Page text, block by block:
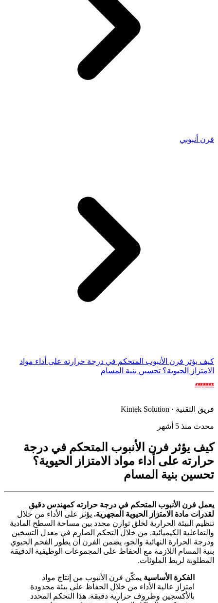
فرن أنبوبي
كيف يؤثر فرن الأنبوب المتحكم في درجة حرارته على أداء مواد
الامتزاز الحيوية؟ تحسين بنية المسام
فريق التقنية · Kintek Solution
محدث منذ 5 أشهر
كيف يؤثر فرن الأنبوب المتحكم في درجة
حرارته على أداء مواد الامتزاز الحيوية؟
تحسين بنية المسام
يعمل فرن الأنبوب المتحكم في درجة حرارته كمهندس دقيق
لقدرات مادة الامتزاز الحيوية المجهرية. يؤثر على الأداء من خلال
تنظيم البيئة الحرارية لخلق توازن محدد بين مساحة السطح المادية
والتفاعلية الكيميائية. من خلال التحكم الصارم في معدل التسخين
ودرجة الحرارة النهائية والجو، يضمن الفرن أن يطور الفحم الحيوي
بنية المسام اللازمة مع الحفاظ على المجموعات الوظيفية الدقيقة
المطلوبة لربط الملوثات.
الفكرة الأساسية يمكّن فرن الأنبوب من إنتاج مواد
امتزاز عالية الأداء من خلال الحفاظ على بيئة محدودة
بالأكسجين وظروف حرارية دقيقة. هذا التحكم المحدد